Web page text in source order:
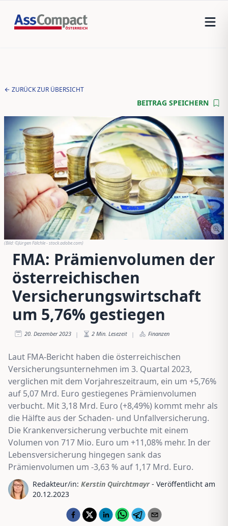
ZURÜCK ZUR ÜBERSICHT
BEITRAG SPEICHERN
(Bild:©Jürgen Fälchle - stock.adobe.com)
FMA: Prämienvolumen der
österreichischen
Versicherungswirtschaft
um 5,76% gestiegen
20. Dezember 2023 | 2 Min. Lesezeit | Finanzen
Laut FMA-Bericht haben die österreichischen
Versicherungsunternehmen im 3. Quartal 2023,
verglichen mit dem Vorjahreszeitraum, ein um +5,76%
auf 5,07 Mrd. Euro gestiegenes Prämienvolumen
verbucht. Mit 3,18 Mrd. Euro (+8,49%) kommt mehr als
die Hälfte aus der Schaden- und Unfallversicherung.
Die Krankenversicherung verbuchte mit einem
Volumen von 717 Mio. Euro um +11,08% mehr. In der
Lebensversicherung hingegen sank das
Prämienvolumen um -3,63 % auf 1,17 Mrd. Euro.
Redakteur/in: Kerstin Quirchtmayr - Veröffentlicht am
20.12.2023